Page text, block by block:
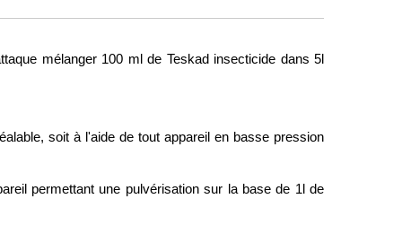
mélanger 100 ml de Teskad insecticide dans 5l
soit à l'aide de tout appareil en basse pression
permettant une pulvérisation sur la base de 1l de